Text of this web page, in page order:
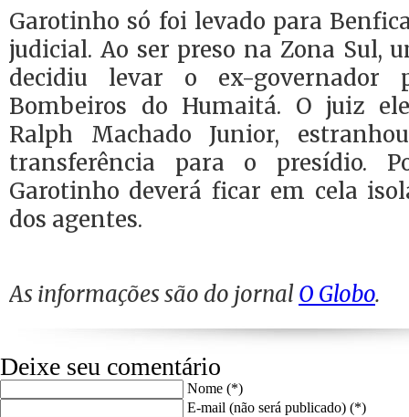
Garotinho só foi levado para
judicial. Ao ser preso na Zona Sul,
decidiu levar o ex-governador
Bombeiros do Humaitá. O juiz
Ralph Machado Junior,
transferência para o presídio.
Garotinho deverá ficar em cela
dos agentes.
As informações são do jornalO Globo.
Deixe seu comentário
Nome (*)
E-mail (não será publicado) (*)